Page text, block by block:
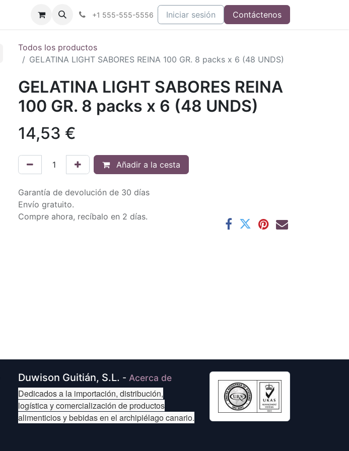
Blog Contáctenos
+1 555-555-5556 Iniciar sesión Contáctenos
Todos los productos
GELATINA LIGHT SABORES REINA 100 GR. 8 packs x 6 (48 UNDS)
GELATINA LIGHT SABORES REINA
100 GR. 8 packs x 6 (48 UNDS)
14,53 €
Añadir a la cesta
Garantía de devolución de 30 días
Envío gratuito.
Compre ahora, recíbalo en 2 días.
Duwison Guitián, S.L. - Acerca de
Dedicados a la importación, distribución,
logística y comercialización de productos
alimenticios y bebidas en el archipiélago canario.